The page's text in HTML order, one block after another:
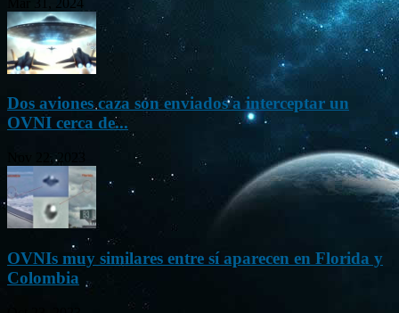
Dos aviones caza son enviados a interceptar un
OVNI cerca de...
Nov 22, 2023
OVNIs muy similares entre sí aparecen en Florida y
Colombia